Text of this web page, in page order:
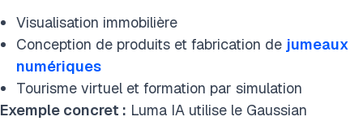
Visualisation immobilière
Conception de produits et fabrication de jumeaux
numériques
Tourisme virtuel et formation par simulation
Exemple concret : Luma IA utilise le Gaussian